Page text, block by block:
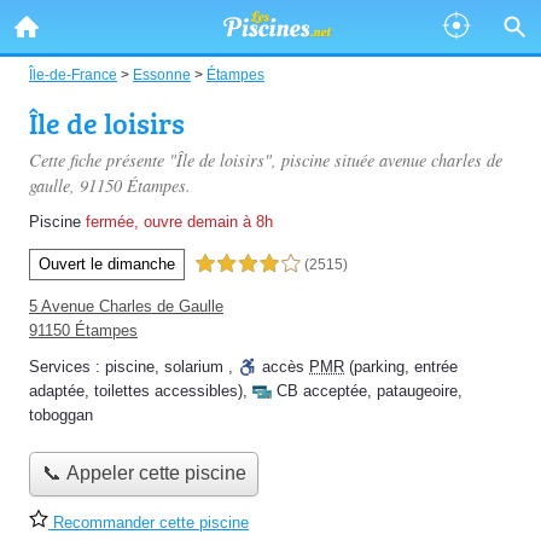
Île-de-France > Essonne > Étampes
Île de loisirs
Cette fiche présente "Île de loisirs", piscine située avenue charles de
gaulle, 91150 Étampes.
Piscine fermée, ouvre demain à 8h
Ouvert le dimanche 4,0 étoiles sur 5 (2515)
5 Avenue Charles de Gaulle
91150 Étampes
Services : piscine, solarium , accès PMR (parking, entrée
adaptée, toilettes accessibles), CB acceptée, pataugeoire,
toboggan
📞 Appeler cette piscine
Recommander cette piscine